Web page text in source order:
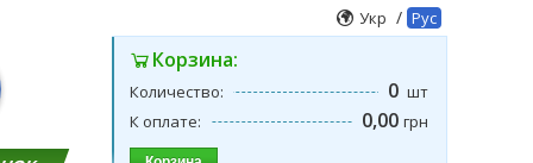
Укр / Рус
Корзина:
Количество: 0 шт
К оплате:
0,00 грн